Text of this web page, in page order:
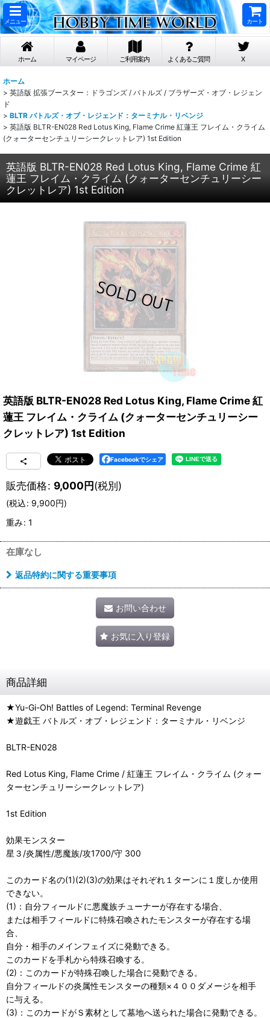
メニュー カート
ホーム マイページ ご利用案内 よくあるご質問 X
ホーム
> 英語版 拡張ブースター：ドラゴンズ / バトルズ / ブラザーズ・オブ・レジェン
ド
> BLTR バトルズ・オブ・レジェンド：ターミナル・リベンジ
> 英語版 BLTR-EN028 Red Lotus King, Flame Crime 紅蓮王 フレイム・クライム
(クォーターセンチュリーシークレットレア) 1st Edition
英語版 BLTR-EN028 Red Lotus King, Flame Crime 紅
蓮王 フレイム・クライム (クォーターセンチュリーシー
クレットレア) 1st Edition
英語版 BLTR-EN028 Red Lotus King, Flame Crime 紅
蓮王 フレイム・クライム (クォーターセンチュリーシー
クレットレア) 1st Edition
Facebookでシェア
販売価格: 9,000円(税別)
(税込: 9,900円)
重み: 1
在庫なし
返品特約に関する重要事項
お問い合わせ
お気に入り登録
商品詳細
★Yu-Gi-Oh! Battles of Legend: Terminal Revenge
★遊戯王 バトルズ・オブ・レジェンド：ターミナル・リベンジ
BLTR-EN028
Red Lotus King, Flame Crime / 紅蓮王 フレイム・クライム (クォー
ターセンチュリーシークレットレア)
1st Edition
効果モンスター
星３/炎属性/悪魔族/攻1700/守 300
このカード名の(1)(2)(3)の効果はそれぞれ１ターンに１度しか使用
できない。
(1)：自分フィールドに悪魔族チューナーが存在する場合、
または相手フィールドに特殊召喚されたモンスターが存在する場
合、
自分・相手のメインフェイズに発動できる。
このカードを手札から特殊召喚する。
(2)：このカードが特殊召喚した場合に発動できる。
自分フィールドの炎属性モンスターの種類×４００ダメージを相手
に与える。
(3)：このカードがＳ素材として墓地へ送られた場合に発動できる。